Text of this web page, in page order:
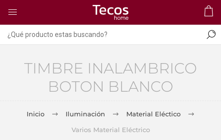
TIMBRE INALAMBRICO
BOTON BLANCO
Inicio Iluminación
Material Eléctico
Varios Material Eléctrico